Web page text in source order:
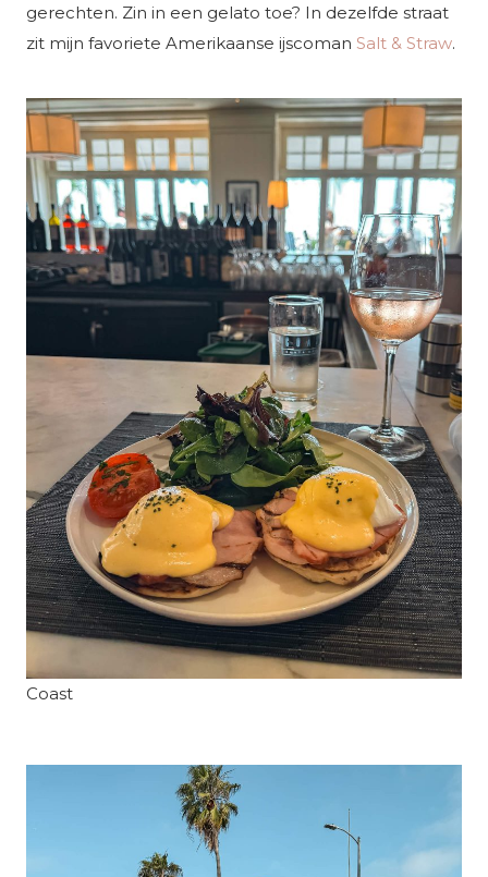
gerechten. Zin in een gelato toe? In dezelfde straat
zit mijn favoriete Amerikaanse ijscoman Salt & Straw.
Coast